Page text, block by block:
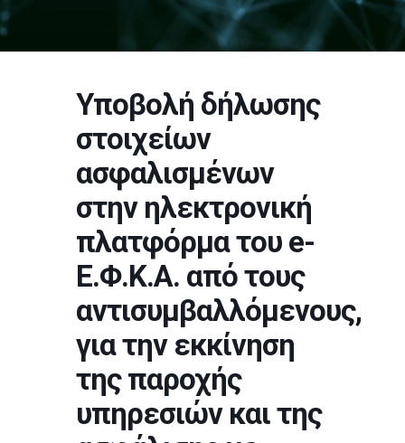
Υποβολή δήλωσης
στοιχείων
ασφαλισμένων
στην ηλεκτρονική
πλατφόρμα του e-
Ε.Φ.Κ.Α. από τους
αντισυμβαλλόμενους,
για την εκκίνηση
της παροχής
υπηρεσιών και της